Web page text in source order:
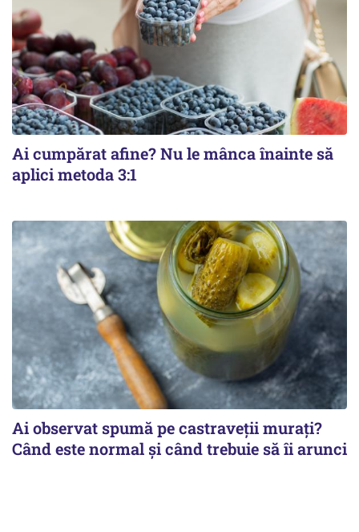
Ai cumpărat afine? Nu le mânca înainte să
aplici metoda 3:1
Ai observat spumă pe castraveții murați?
Când este normal și când trebuie să îi arunci